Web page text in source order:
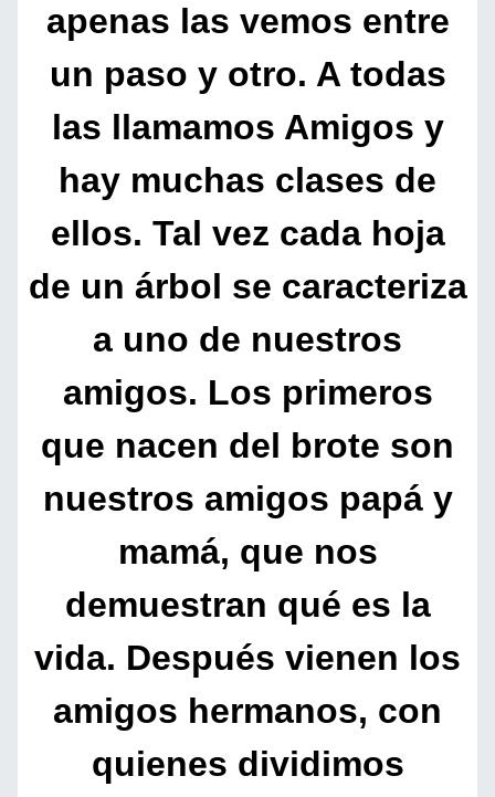
apenas las vemos entre
un paso y otro. A todas
las llamamos Amigos y
hay muchas clases de
ellos. Tal vez cada hoja
de un árbol se caracteriza
a uno de nuestros
amigos. Los primeros
que nacen del brote son
nuestros amigos papá y
mamá, que nos
demuestran qué es la
vida. Después vienen los
amigos hermanos, con
quienes dividimos